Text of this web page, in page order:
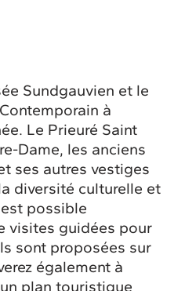
Sundgauvien et le
à
Le Prieuré Saint
Dame, les anciens
ses autres vestiges
diversité culturelle et
possible
visites guidées pour
sont proposées sur
également à
plan touristique